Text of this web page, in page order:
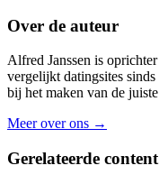
Over de auteur
Alfred Janssen is
vergelijkt datingsites
bij het maken van de
Meer over ons →
Gerelateerde content